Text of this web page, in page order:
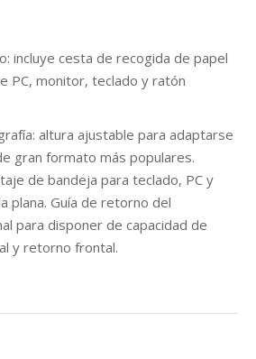
incluye cesta de recogida de papel
PC, monitor, teclado y ratón
altura ajustable para adaptarse
gran formato más populares.
de bandeja para teclado, PC y
plana. Guía de retorno del
para disponer de capacidad de
y retorno frontal.